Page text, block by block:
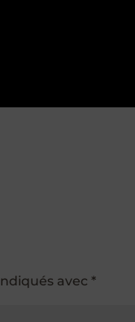
avec *